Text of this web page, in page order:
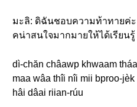
มะลิ: ดิฉันชอบความท้าทายค่
คน่าสนใจมากมายให้ได้เรียนรู้
dì-chăn châawp khwaam
maa wâa thîi nîi mii bproo-
hâi dâai riian-rúu